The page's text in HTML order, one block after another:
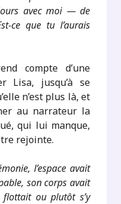
avec moi — de
ce que tu l’aurais
compte d’une
Lisa, jusqu’à se
n’est plus là, et
au narrateur la
qui lui manque,
rejointe.
l’espace avait
son corps avait
ou plutôt s’y